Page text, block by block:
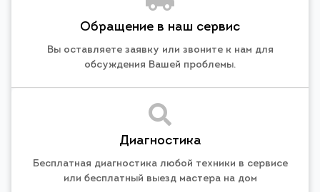
Обращение в наш сервис
Вы оставляете заявку или звоните к нам для
обсуждения Вашей проблемы.
Диагностика
Бесплатная диагностика любой техники в сервисе
или бесплатный выезд мастера на дом